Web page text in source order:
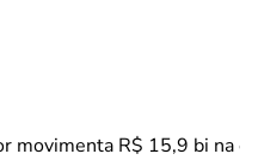
movimenta R$ 15,9 bi na